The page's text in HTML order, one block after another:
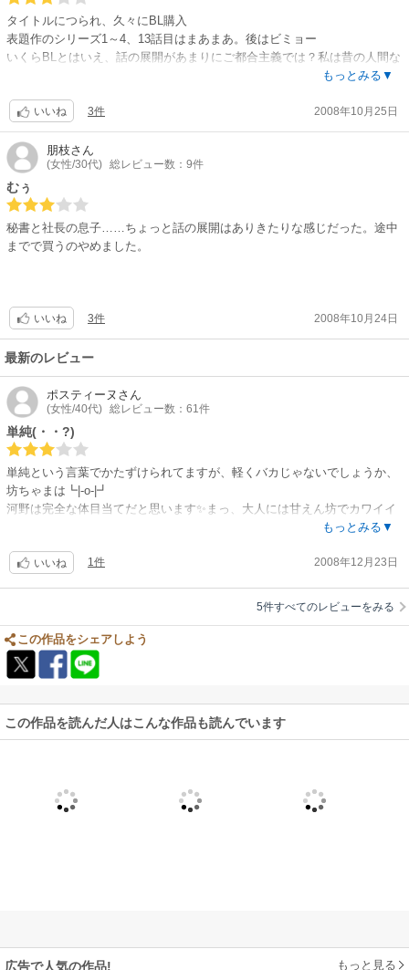
タイトルにつられ、久々にBL購入
表題作のシリーズ1～4、13話目はまあまあ。後はビミョー
いくらBLとはいえ、話の展開があまりにご都合主義では？私は昔の人間な
ので、揺れる心の描写はBLの前戯派です。ポイントの割りにコマ数が少な
もっとみる▼
いいね 3件 2008年10月25日
朋枝さん
(女性/30代) 総レビュー数：9件
むぅ
秘書と社長の息子……ちょっと話の展開はありきたりな感じだった。途中
までで買うのやめました。
いいね 3件 2008年10月24日
最新のレビュー
ポスティーヌ さん
(女性/40代) 総レビュー数：61件
単純(・・?)
単純という言葉でかたずけられてますが、軽くバカじゃないでしょうか、
坊ちゃまは┗|-o-|┛
河野は完全な体目当てだと思います✨まっ、大人には甘えん坊でカワイイ
評価は限りなく４に近い３ですッ?
もっとみる▼
いいね 1件 2008年12月23日
5件すべてのレビューをみる
この作品をシェアしよう
この作品を読んだ人はこんな作品も読んでいます
広告で人気の作品! もっと見る